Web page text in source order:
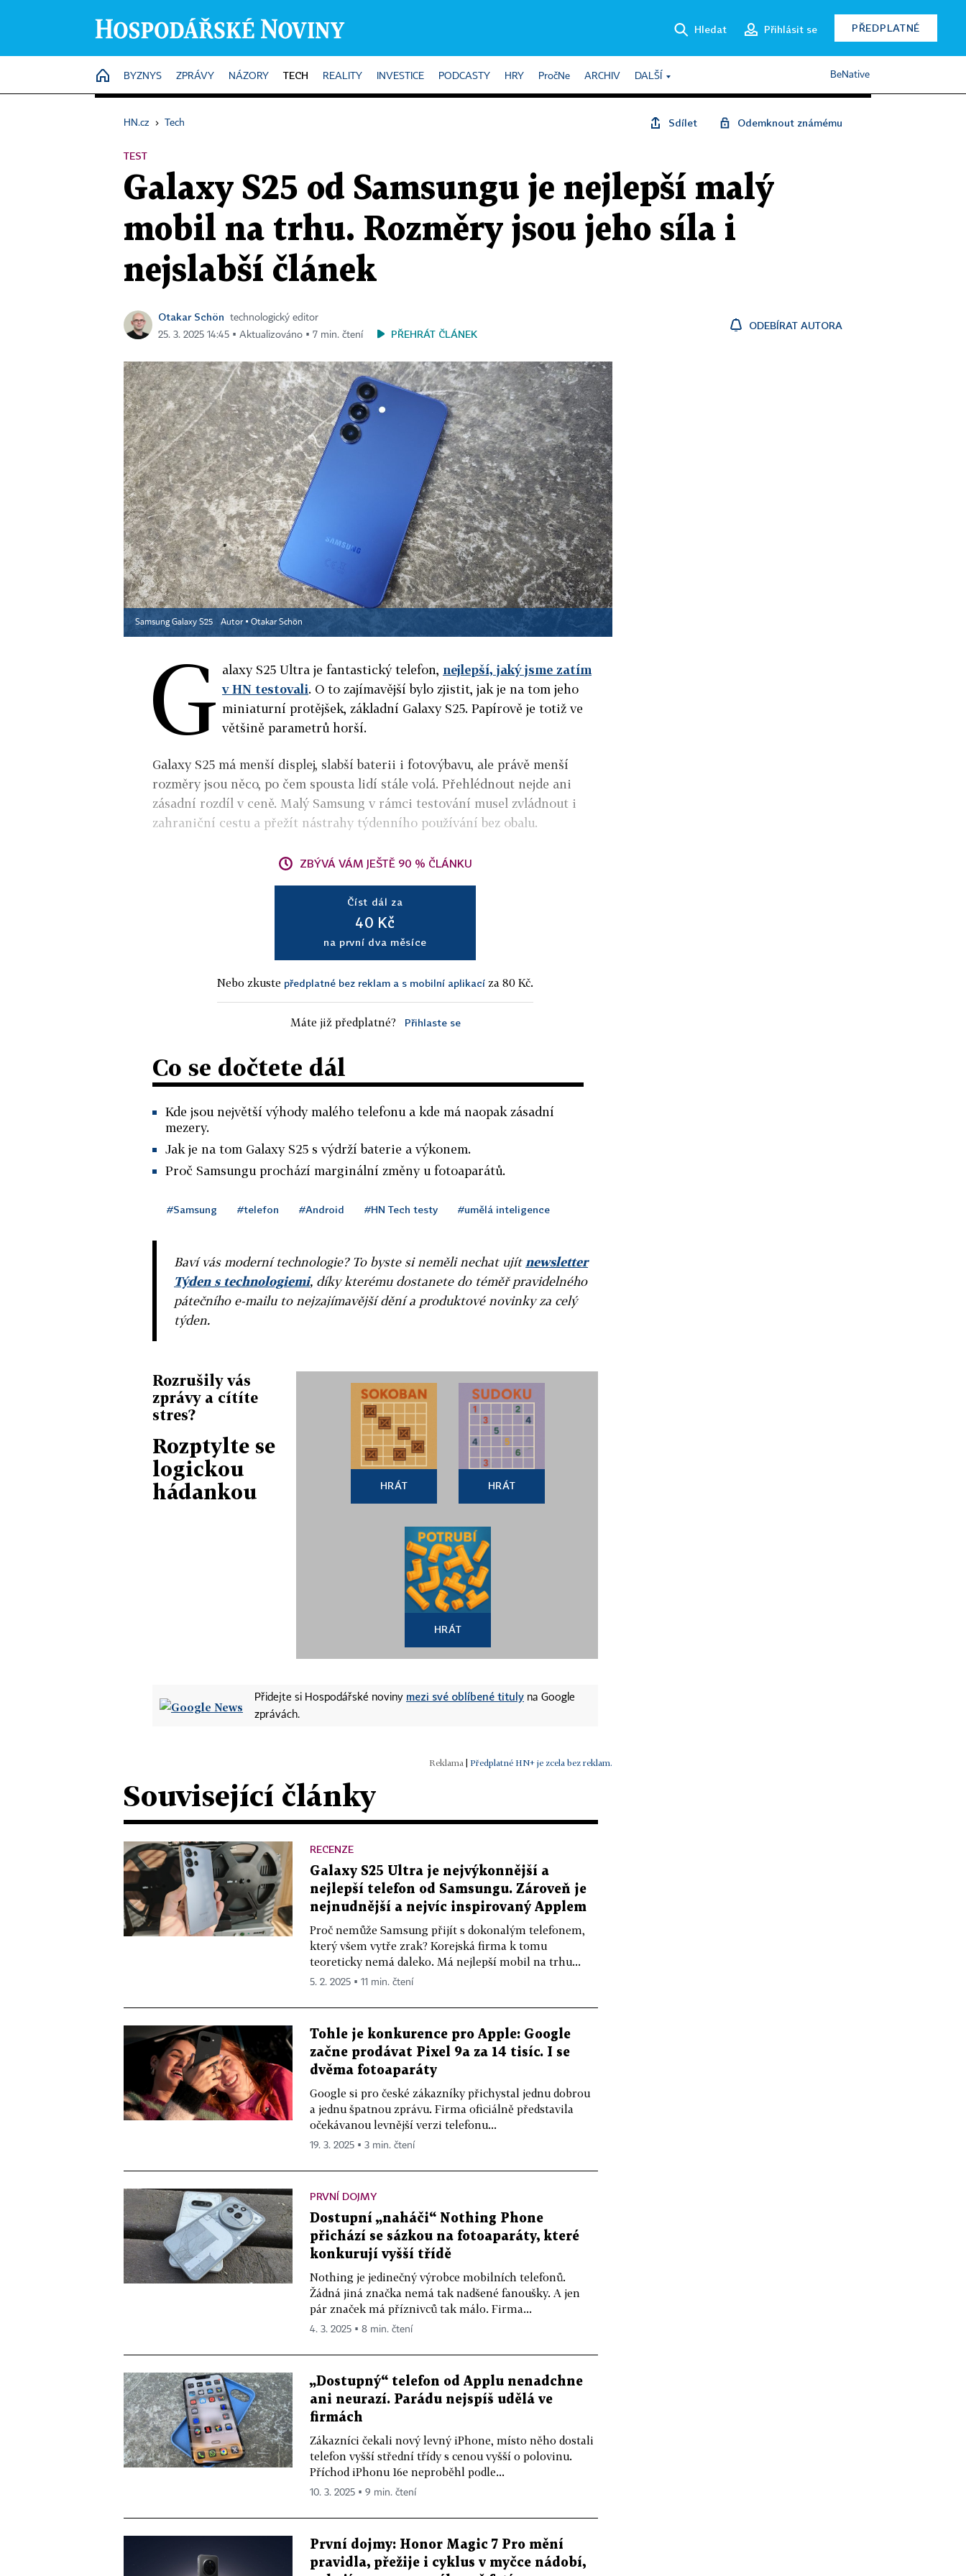
Hledat Přihlásit se PŘEDPLATNÉ
HOME
BYZNYS ZPRÁVY NÁZORY TECH REALITY INVESTICE PODCASTY HRY PročNe ARCHIV DALŠÍ BeNative
HN.cz › Tech Sdílet Odemknout známému
TEST
Galaxy S25 od Samsungu je nejlepší malý
mobil na trhu. Rozměry jsou jeho síla i
nejslabší článek
Otakar Schön
technologický editor
25. 3. 2025 14:45 ▪ Aktualizováno ▪ 7 min. čtení
PŘEHRÁT ČLÁNEK
ODEBÍRAT AUTORA
Samsung Galaxy S25 Autor ▪ Otakar Schön
G alaxy S25 Ultra je fantastický telefon, nejlepší, jaký jsme zatím
v HN testovali. O to zajímavější bylo zjistit, jak je na tom jeho
miniaturní protějšek, základní Galaxy S25. Papírově je totiž ve
většině parametrů horší.
Galaxy S25 má menší displej, slabší baterii i fotovýbavu, ale právě menší
rozměry jsou něco, po čem spousta lidí stále volá. Přehlédnout nejde ani
zásadní rozdíl v ceně. Malý Samsung v rámci testování musel zvládnout i
zahraniční cestu a přežít nástrahy týdenního používání bez obalu.
ZBÝVÁ VÁM JEŠTĚ 90 % ČLÁNKU
Číst dál za
40 Kč
na první dva měsíce
Nebo zkuste předplatné bez reklam a s mobilní aplikací za 80 Kč.
Máte již předplatné? Přihlaste se
Co se dočtete dál
Kde jsou největší výhody malého telefonu a kde má naopak zásadní
mezery.
Jak je na tom Galaxy S25 s výdrží baterie a výkonem.
Proč Samsungu prochází marginální změny u fotoaparátů.
#Samsung #telefon #Android #HN Tech testy #umělá inteligence
Baví vás moderní technologie? To byste si neměli nechat ujít newsletter
Týden s technologiemi, díky kterému dostanete do téměř pravidelného
pátečního e-mailu to nejzajímavější dění a produktové novinky za celý
týden.
Rozrušily vás
zprávy a cítíte
stres?
Rozptylte se
logickou
hádankou
HRÁT HRÁT
HRÁT
Přidejte si Hospodářské noviny mezi své oblíbené tituly na Google
zprávách.
| Předplatné HN+ je zcela bez reklam.
Související články
RECENZE
Galaxy S25 Ultra je nejvýkonnější a
nejlepší telefon od Samsungu. Zároveň je
nejnudnější a nejvíc inspirovaný Applem
Proč nemůže Samsung přijít s dokonalým telefonem,
který všem vytře zrak? Korejská firma k tomu
teoreticky nemá daleko. Má nejlepší mobil na trhu...
5. 2. 2025 ▪ 11 min. čtení
Tohle je konkurence pro Apple: Google
začne prodávat Pixel 9a za 14 tisíc. I se
dvěma fotoaparáty
Google si pro české zákazníky přichystal jednu dobrou
a jednu špatnou zprávu. Firma oficiálně představila
očekávanou levnější verzi telefonu...
19. 3. 2025 ▪ 3 min. čtení
PRVNÍ DOJMY
Dostupní „naháči“ Nothing Phone
přichází se sázkou na fotoaparáty, které
konkurují vyšší třídě
Nothing je jedinečný výrobce mobilních telefonů.
Žádná jiná značka nemá tak nadšené fanoušky. A jen
pár značek má příznivců tak málo. Firma...
4. 3. 2025 ▪ 8 min. čtení
„Dostupný“ telefon od Applu nenadchne
ani neurazí. Parádu nejspíš udělá ve
firmách
Zákazníci čekali nový levný iPhone, místo něho dostali
telefon vyšší střední třídy s cenou vyšší o polovinu.
Příchod iPhonu 16e neproběhl podle...
10. 3. 2025 ▪ 9 min. čtení
První dojmy: Honor Magic 7 Pro mění
pravidla, přežije i cyklus v myčce nádobí,